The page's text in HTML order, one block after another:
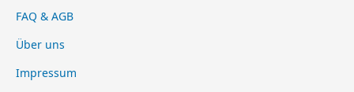
FAQ & AGB
Über uns
Impressum